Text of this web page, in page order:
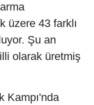
üzere 43 farklı
Şu an
olarak üretmiş
Kampı'nda